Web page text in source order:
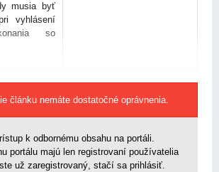
musia byť
vyhlásení
so
článku nemáte dostatočné oprávnenia.
k odbornému obsahu na portáli.
portálu majú len registrovaní používatelia
už zaregistrovaný, stačí sa prihlásiť.